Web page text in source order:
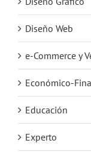
Diseño Web
e-Commerce y
Económico-
Educación
Experto